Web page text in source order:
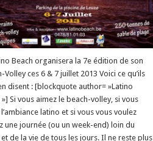
Beach organisera la 7e édition de son
Volley ces 6 & 7 juillet 2013 Voici ce qu’ils
disent : [blockquote author= »Latino
»] Si vous aimez le beach-volley, si vous
latino et si vous vous voulez
une journée (ou un week-end) loin du
et de la vie de tous les jours. Il ne reste plus